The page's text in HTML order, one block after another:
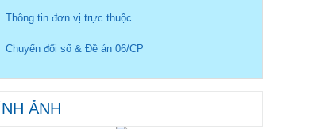
Thông tin đơn vị trực thuộc
Chuyển đổi số & Đề án 06/CP
ẢNH